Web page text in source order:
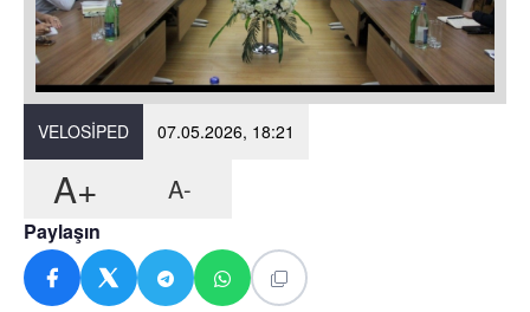
VELOSIPED 07.05.2026, 18:21
A+ A-
Paylaşın